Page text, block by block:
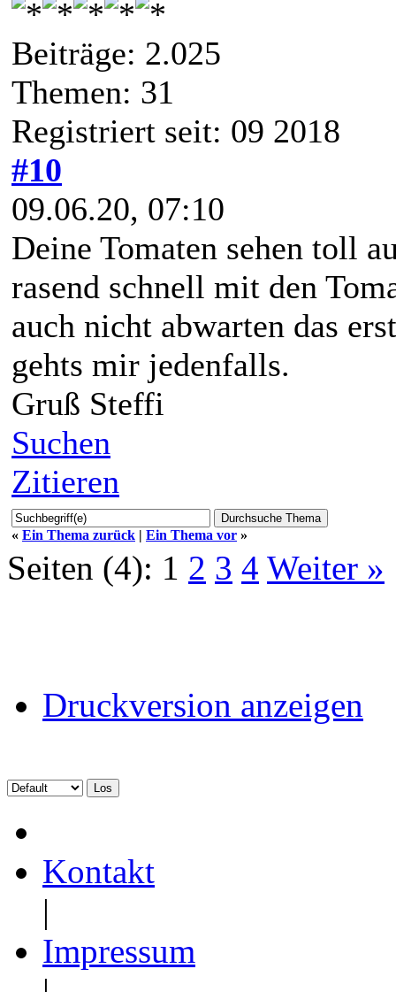
Beiträge: 2.025
Themen: 31
Registriert seit: 09 2018
#10
09.06.20, 07:10
Deine Tomaten sehen toll
rasend schnell mit den
auch nicht abwarten das
gehts mir jedenfalls.
Gruß Steffi
Suchen
Zitieren
« Ein Thema zurück | Ein Thema vor »
Seiten (4): 1 2 3 4 Weiter »
Druckversion anzeigen
Kontakt
|
Impressum